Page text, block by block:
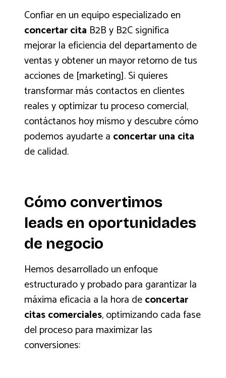
específico de cada cliente.
contactos, con reportes detallados sobre el
rendimiento de las llamadas. Cada cita agendada es
supervisada para garantizar la máxima eficacia de la
campaña.
Confiar en un equipo especializado en
concertar cita B2B y B2C significa
mejorar la eficiencia del departamento de
ventas y obtener un mayor retorno de tus
acciones de [marketing]. Si quieres
transformar más contactos en clientes
reales y optimizar tu proceso comercial,
contáctanos hoy mismo y descubre cómo
podemos ayudarte a concertar una cita
de calidad.
Cómo convertimos
leads en oportunidades
de negocio
Hemos desarrollado un enfoque
estructurado y probado para garantizar la
máxima eficacia a la hora deconcertar
citas comerciales, optimizando cada fase
del proceso para maximizar las
conversiones: